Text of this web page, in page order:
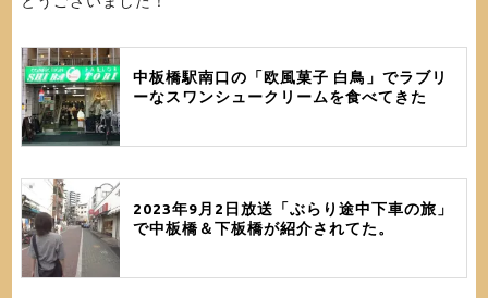
中板橋駅南口の「欧風菓子 白鳥」でラブリ
ーなスワンシュークリームを食べてきた
2023年9月2日放送「ぶらり途中下車の旅」
で中板橋＆下板橋が紹介されてた。